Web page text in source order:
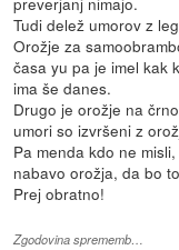
Tudi delež umorov z
Orožje za
časa yu pa je imel kak
ima še danes.
Drugo je orožje na
umori so izvršeni z
Pa menda kdo ne
nabavo orožja, da bo
Prej obratno!
Zgodovina sprememb…